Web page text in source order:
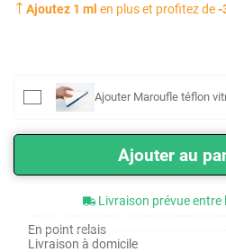
Ajoutez 1 ml en plus et profitez de-
Ajouter Maroufle téflon
Ajouter au
Livraison prévue entre
En point relais
Livraison à domicile